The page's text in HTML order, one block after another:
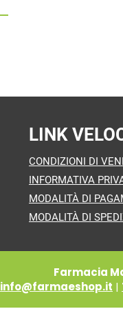
LINK
CONDIZIONI DI
INFORMATIVA
MODALITÀ DI
MODALITÀ DI
Farmacia
info@farmaeshop.it |